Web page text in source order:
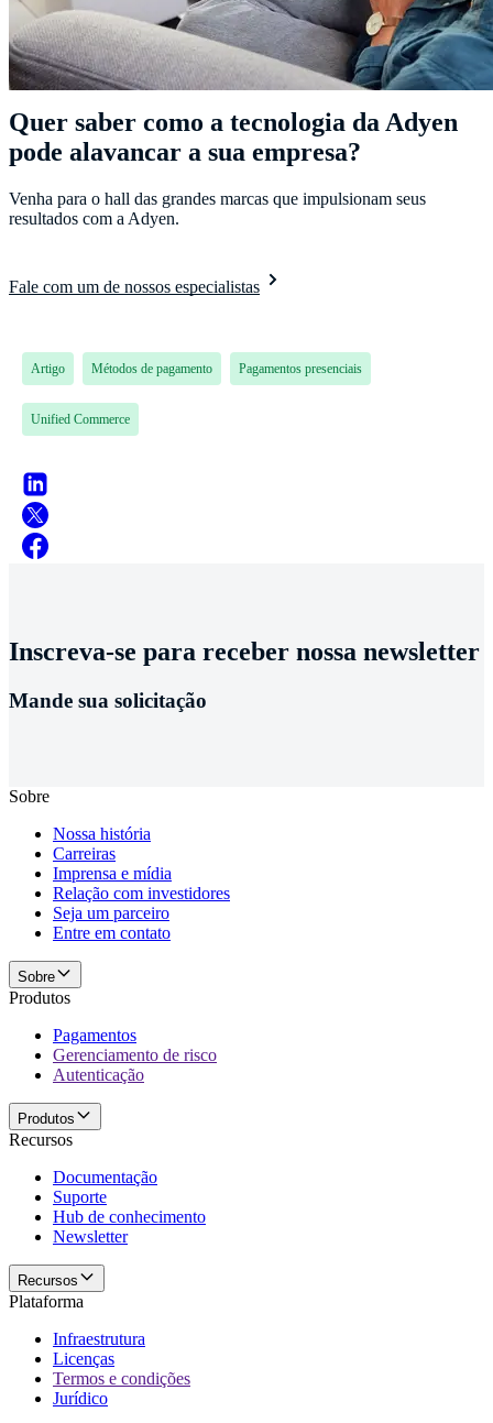
Quer saber como a tecnologia da Adyen
pode alavancar a sua empresa?
Venha para o hall das grandes marcas que impulsionam seus
resultados com a Adyen.
Fale com um de nossos especialistas
Artigo Métodos de pagamento Pagamentos presenciais
Unified Commerce
Inscreva-se para receber nossa newsletter
Mande sua solicitação
Sobre
Nossa história
Carreiras
Imprensa e mídia
Relação com investidores
Seja um parceiro
Entre em contato
Sobre
Produtos
Pagamentos
Gerenciamento de risco
Autenticação
Produtos
Recursos
Documentação
Suporte
Hub de conhecimento
Newsletter
Recursos
Plataforma
Infraestrutura
Licenças
Termos e condições
Jurídico